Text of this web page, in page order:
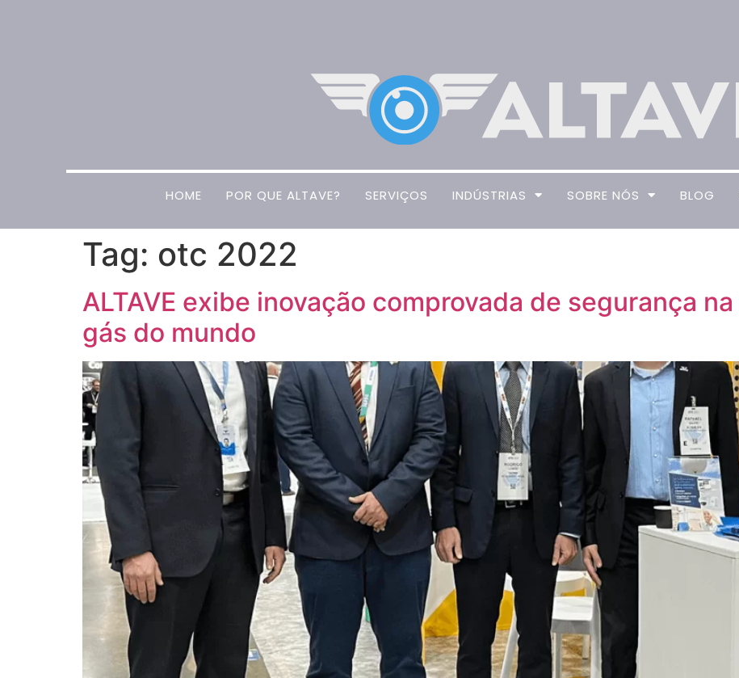
HOME POR QUE ALTAVE? SERVIÇOS INDÚSTRIAS SOBRE NÓS BLOG
Tag: otc 2022
ALTAVE exibe inovação comprovada de segurança
gás do mundo